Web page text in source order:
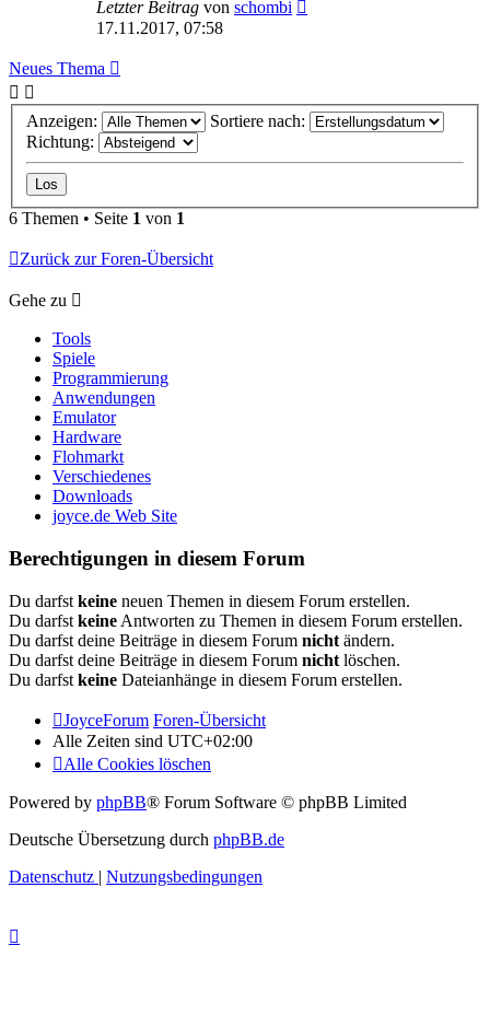
Letzter Beitrag von schombi
17.11.2017, 07:58
Neues Thema
Anzeigen:
Sortiere nach:
Richtung:
6 Themen • Seite 1 von 1
Zurück zur Foren-Übersicht
Gehe zu
Tools
Spiele
Programmierung
Anwendungen
Emulator
Hardware
Flohmarkt
Verschiedenes
Downloads
joyce.de Web Site
Berechtigungen in diesem Forum
Du darfst keine neuen Themen in diesem Forum erstellen.
Du darfst keine Antworten zu Themen in diesem Forum erstellen.
Du darfst deine Beiträge in diesem Forum nicht ändern.
Du darfst deine Beiträge in diesem Forum nicht löschen.
Du darfst keine Dateianhänge in diesem Forum erstellen.
JoyceForum Foren-Übersicht
Alle Zeiten sind UTC+02:00
Alle Cookies löschen
Powered by phpBB® Forum Software © phpBB Limited
Deutsche Übersetzung durch phpBB.de
Datenschutz | Nutzungsbedingungen